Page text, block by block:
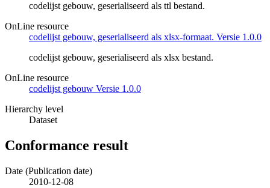
codelijst gebouw, geserialiseerd als ttl bestand.
OnLine resource
codelijst gebouw, geserialiseerd als xlsx-formaat. Versie 1.0.0
codelijst gebouw, geserialiseerd als xlsx bestand.
OnLine resource
codelijst gebouw Versie 1.0.0
Hierarchy level
Dataset
Conformance result
Date (Publication date)
2010-12-08